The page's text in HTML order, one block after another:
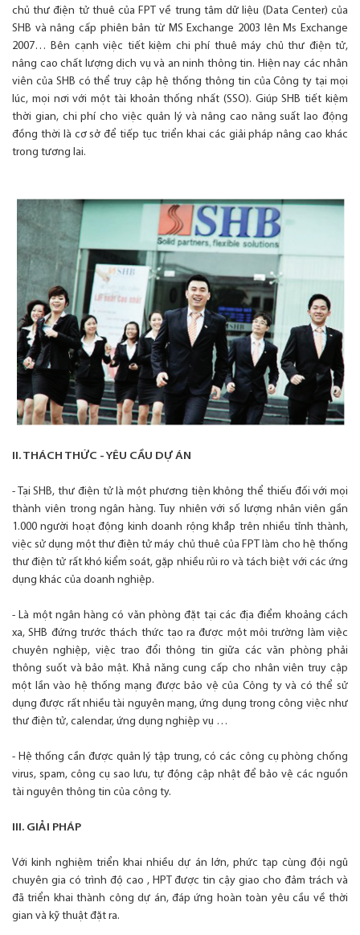
chủ thư điện tử thuê của FPT về trung tâm dữ liệu (Data Center) của
SHB và nâng cấp phiên bản từ MS Exchange 2003 lên Ms Exchange
2007… Bên cạnh việc tiết kiệm chi phí thuê máy chủ thư điện tử,
nâng cao chất lượng dịch vụ và an ninh thông tin. Hiện nay các nhân
viên của SHB có thể truy cập hệ thống thông tin của Công ty tại mọi
lúc, mọi nơi với một tài khoản thống nhất (SSO). Giúp SHB tiết kiệm
thời gian, chi phí cho việc quản lý và nâng cao năng suất lao động
đồng thời là cơ sở để tiếp tục triển khai các giải pháp nâng cao khác
trong tương lai.
II. THÁCH THỨC - YÊU CẦU DỰ ÁN
- Tại SHB, thư điện tử là một phương tiện không thể thiếu đối với mọi
thành viên trong ngân hàng. Tuy nhiên với số lượng nhân viên gần
1.000 người hoạt động kinh doanh rộng khắp trên nhiều tỉnh thành,
việc sử dụng một thư điện tử máy chủ thuê của FPT làm cho hệ thống
thư điện tử rất khó kiểm soát, gặp nhiều rủi ro và tách biệt với các ứng
dụng khác của doanh nghiệp.
- Là một ngân hàng có văn phòng đặt tại các địa điểm khoảng cách
xa, SHB đứng trước thách thức tạo ra được một môi trường làm việc
chuyên nghiệp, việc trao đổi thông tin giữa các văn phòng phải
thông suốt và bảo mật. Khả năng cung cấp cho nhân viên truy cập
một lần vào hệ thống mạng được bảo vệ của Công ty và có thể sử
dụng được rất nhiều tài nguyên mạng, ứng dụng trong công việc như
thư điện tử, calendar, ứng dụng nghiệp vụ …
- Hệ thống cần được quản lý tập trung, có các công cụ phòng chống
virus, spam, công cụ sao lưu, tự động cập nhật để bảo vệ các nguồn
tài nguyên thông tin của công ty.
III. GIẢI PHÁP
Với kinh nghiệm triển khai nhiều dự án lớn, phức tạp cùng đội ngũ
chuyên gia có trình độ cao , HPT được tin cậy giao cho đảm trách và
đã triển khai thành công dự án, đáp ứng hoàn toàn yêu cầu về thời
gian và kỹ thuật đặt ra.